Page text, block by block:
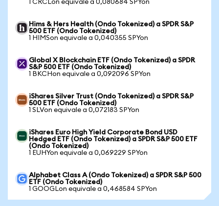
1 CRCLon equivale a 0,080684 SPYon
Hims & Hers Health (Ondo Tokenized) a SPDR S&P
500 ETF (Ondo Tokenized)
1 HIMSon equivale a 0,040355 SPYon
Global X Blockchain ETF (Ondo Tokenized) a SPDR
S&P 500 ETF (Ondo Tokenized)
1 BKCHon equivale a 0,092096 SPYon
iShares Silver Trust (Ondo Tokenized) a SPDR S&P
500 ETF (Ondo Tokenized)
1 SLVon equivale a 0,072183 SPYon
iShares Euro High Yield Corporate Bond USD
Hedged ETF (Ondo Tokenized) a SPDR S&P 500 ETF
(Ondo Tokenized)
1 EUHYon equivale a 0,069229 SPYon
Alphabet Class A (Ondo Tokenized) a SPDR S&P 500
ETF (Ondo Tokenized)
1 GOOGLon equivale a 0,468584 SPYon